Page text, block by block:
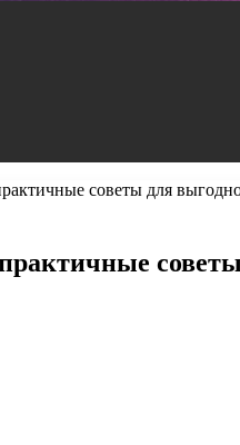
советы для